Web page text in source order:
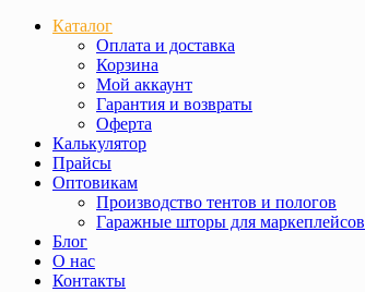
Каталог
Оплата и доставка
Корзина
Мой аккаунт
Гарантия и возвраты
Оферта
Калькулятор
Прайсы
Оптовикам
Производство тентов и пологов
Гаражные шторы для маркеплейсов
Блог
О нас
Контакты